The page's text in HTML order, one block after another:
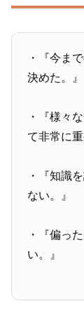
・『今ま
決めた。』
・『様々
て非常に重
・『知識
ない。』
・『偏っ
い。』